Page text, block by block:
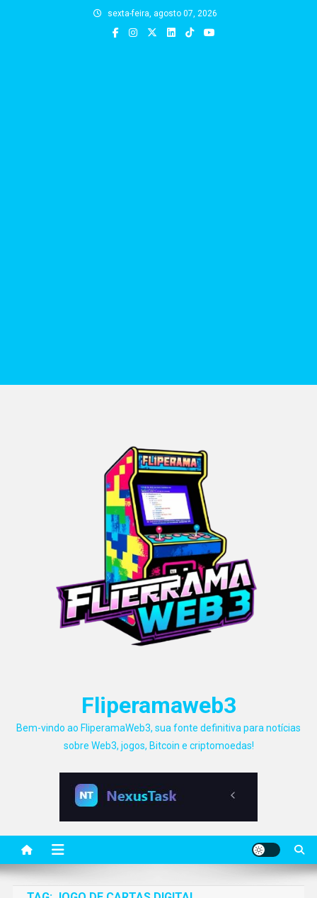
sexta-feira, agosto 07, 2026
Fliperamaweb3
Bem-vindo ao FliperamaWeb3, sua fonte definitiva para notícias
sobre Web3, jogos, Bitcoin e criptomoedas!